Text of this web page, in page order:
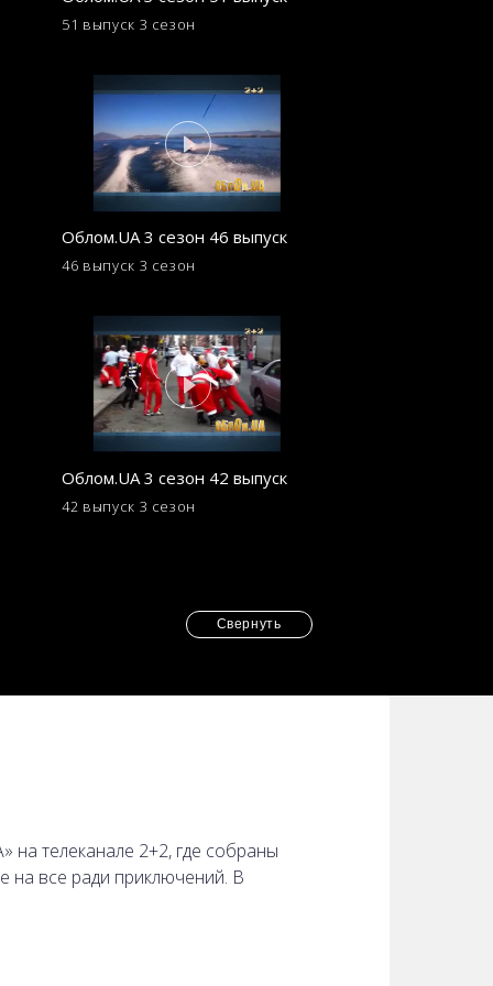
51 выпуск 3 сезон
Облом.UA 3 сезон 46 выпуск
46 выпуск 3 сезон
Облом.UA 3 сезон 42 выпуск
42 выпуск 3 сезон
Свернуть
телеканале 2+2, где собраны
на все ради приключений. В
складываются не так, как было